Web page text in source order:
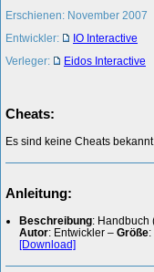
Erschienen: November 2007
Entwickler:
IO Interactive
Verleger:
Eidos Interactive
Cheats:
Es sind keine Cheats
Anleitung:
Beschreibung: Handbuch
Autor: Entwickler – Größe
[Download]